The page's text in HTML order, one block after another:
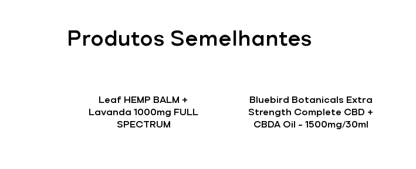
Produtos Semelhantes
Leaf HEMP BALM +
Lavanda 1000mg FULL
SPECTRUM
Bluebird Botanicals Extra
Strength Complete CBD +
CBDA Oil – 1500mg/30ml